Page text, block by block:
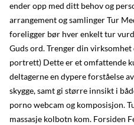
ender opp med ditt behov og
arrangement og samlinger Tur
foreligger bør hver enkelt tur
Guds ord. Trenger din
portrett) Dette er et omfattende
deltagerne en dypere forståelse
skygge, samt gi større innsikt i
porno webcam og komposisjon.
massasje kolbotn kom. Forsiden